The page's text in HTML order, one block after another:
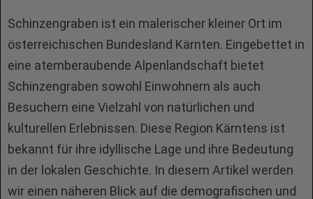
Schinzengraben ist ein malerischer kleiner Ort im
österreichischen Bundesland Kärnten. Eingebettet in
eine atemberaubende Alpenlandschaft bietet
Schinzengraben sowohl Einwohnern als auch
Besuchern eine Vielzahl von natürlichen und
kulturellen Erlebnissen. Diese Region Kärntens ist
bekannt für ihre idyllische Lage und ihre Bedeutung
in der lokalen Geschichte. In diesem Artikel werden
wir einen näheren Blick auf die demografischen und